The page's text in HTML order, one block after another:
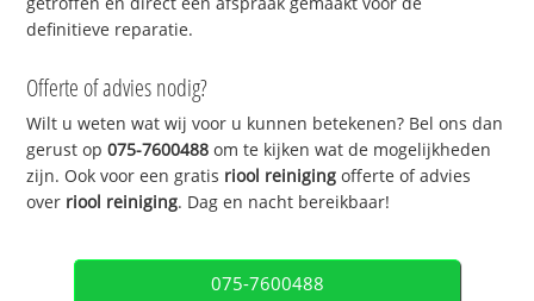
definitieve reparatie.
Offerte of advies nodig?
Wilt u weten wat wij voor u kunnen betekenen? Bel ons dan
gerust op075-7600488 om te kijken wat de mogelijkheden
zijn. Ook voor een gratis riool reiniging offerte of advies
over riool reiniging. Dag en nacht bereikbaar!
075-7600488